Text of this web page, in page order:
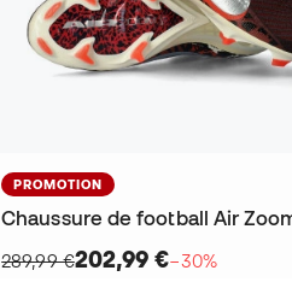
PROMOTION
289,99 €202,99 €−30%